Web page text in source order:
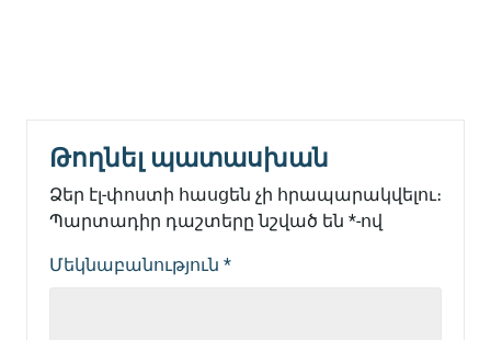
Թողնել պատասխան
Ձեր էլ-փոստի հասցեն չի հրապարակվելու։
Պարտադիր դաշտերը նշված են *-ով
Մեկնաբանություն *